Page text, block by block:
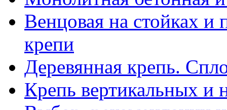
Венцовая на стойках и
крепи
Деревянная крепь.
Крепь вертикальных и